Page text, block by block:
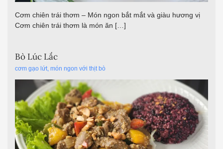
Bò Lúc Lắc là một trong những món ăn quen thuộc của ẩm
thực Việt Nam, chịu ảnh hưởng từ phong cách chế biến
Pháp. Những miếng thịt bò mềm,…